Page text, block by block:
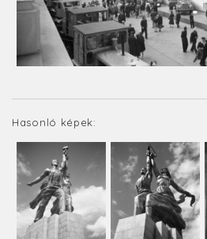
Hasonló képek: